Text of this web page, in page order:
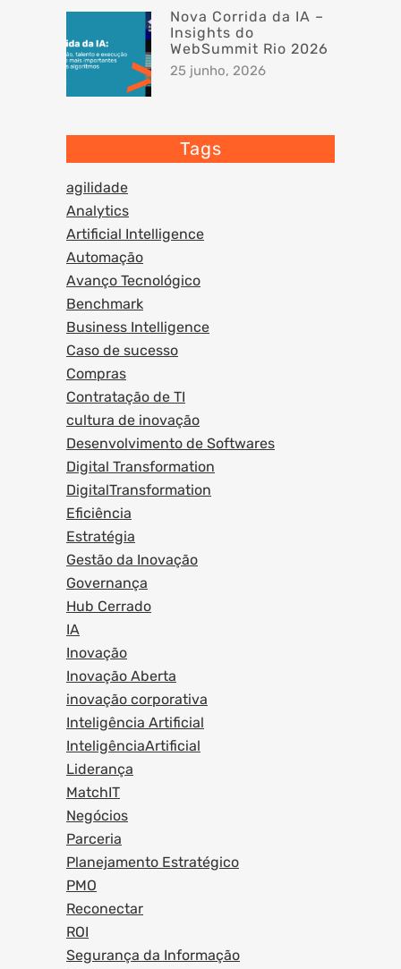
Nova Corrida da IA –
Insights do
WebSummit Rio 2026
25 junho, 2026
Tags
agilidade
Analytics
Artificial Intelligence
Automação
Avanço Tecnológico
Benchmark
Business Intelligence
Caso de sucesso
Compras
Contratação de TI
cultura de inovação
Desenvolvimento de Softwares
Digital Transformation
DigitalTransformation
Eficiência
Estratégia
Gestão da Inovação
Governança
Hub Cerrado
IA
Inovação
Inovação Aberta
inovação corporativa
Inteligência Artificial
InteligênciaArtificial
Liderança
MatchIT
Negócios
Parceria
Planejamento Estratégico
PMO
Reconectar
ROI
Segurança da Informação